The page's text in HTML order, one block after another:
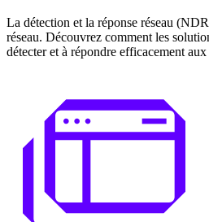
La détection et la réponse réseau
réseau. Découvrez comment les
détecter et à répondre efficacement aux